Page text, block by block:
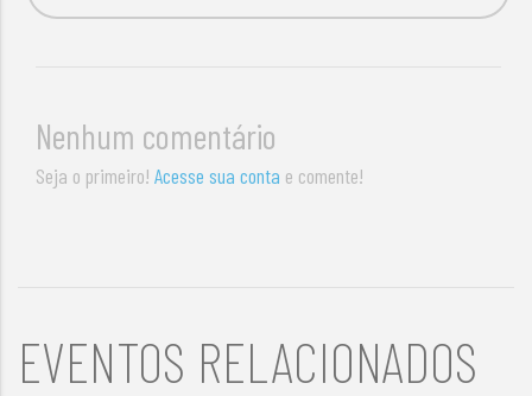
Nenhum comentário
Seja o primeiro!Acesse sua conta e comente!
EVENTOS RELACIONADOS